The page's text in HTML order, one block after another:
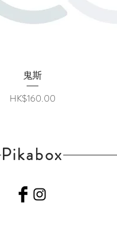
快速瀏覽
鬼斯
價格
HK$160.00
Pikabox